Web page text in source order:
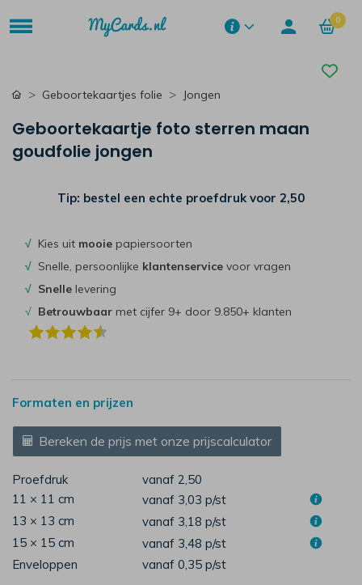
0
Geboortekaartjes folie Jongen
Geboortekaartje foto sterren maan
goudfolie jongen
Tip: bestel een echte proefdruk voor 2,50
√ Kies uit mooie papiersoorten
√ Snelle, persoonlijke klantenservice voor vragen
√ Snelle levering
√ Betrouwbaar met cijfer 9+ door 9.850+ klanten
Formaten en prijzen
Bereken de prijs met onze prijscalculator
Proefdruk
vanaf 2,50
11 × 11 cm
vanaf 3,03 p/st
13 × 13 cm
vanaf 3,18 p/st
15 × 15 cm
vanaf 3,48 p/st
Enveloppen
vanaf 0,35 p/st